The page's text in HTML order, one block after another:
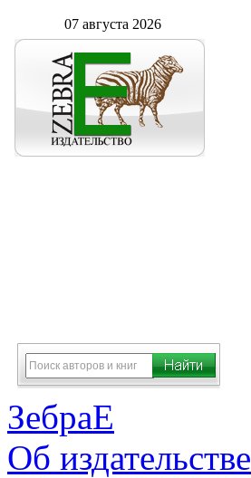
07 августа 2026
ЗебраЕ
Об издательстве